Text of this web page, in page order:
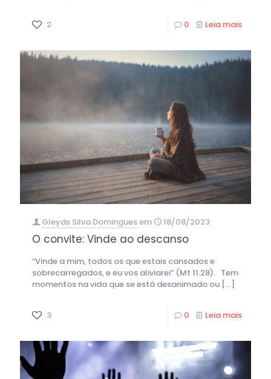
2 0 Leia mais
Gleyds Silva Dominguesem 18/08/2023
O convite: Vinde ao descanso
“Vinde a mim, todos os que estais cansados e
sobrecarregados, e eu vos aliviarei” (Mt 11.28). Tem
momentos na vida que se está desanimado ou […]
3 0 Leia mais